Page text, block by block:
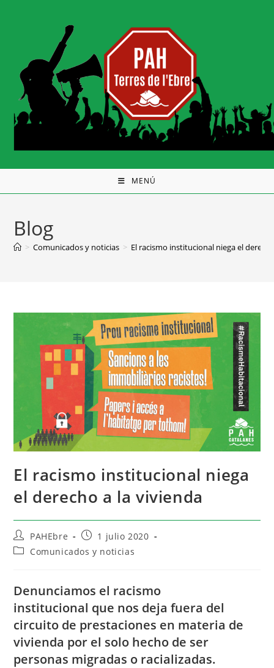
MENÚ
Blog
> Comunicados y noticias > El racismo institucional niega el
El racismo institucional niega
el derecho a la vivienda
PAHEbre
1 julio 2020
Comunicados y noticias
Denunciamos el racismo
institucional que nos deja fuera del
circuito de prestaciones en materia de
vivienda por el solo hecho de ser
personas migradas o racializadas.